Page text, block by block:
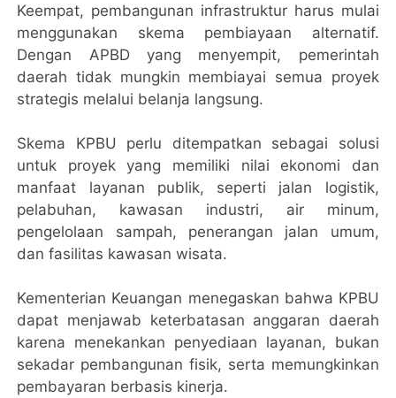
Keempat, pembangunan infrastruktur harus mulai
menggunakan skema pembiayaan alternatif.
Dengan APBD yang menyempit, pemerintah
daerah tidak mungkin membiayai semua proyek
strategis melalui belanja langsung.
Skema KPBU perlu ditempatkan sebagai solusi
untuk proyek yang memiliki nilai ekonomi dan
manfaat layanan publik, seperti jalan logistik,
pelabuhan, kawasan industri, air minum,
pengelolaan sampah, penerangan jalan umum,
dan fasilitas kawasan wisata.
Kementerian Keuangan menegaskan bahwa KPBU
dapat menjawab keterbatasan anggaran daerah
karena menekankan penyediaan layanan, bukan
sekadar pembangunan fisik, serta memungkinkan
pembayaran berbasis kinerja.